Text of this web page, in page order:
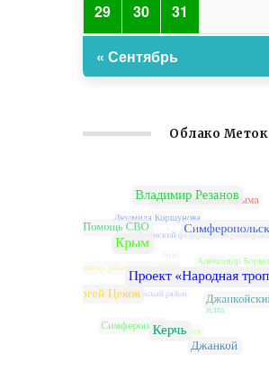
29 30 31
« Сентябрь
Облако Меток